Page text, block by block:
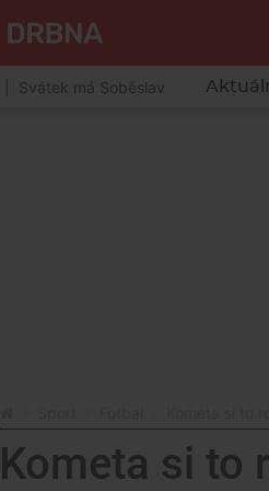
Svátek má Soběslav
Kometa si to